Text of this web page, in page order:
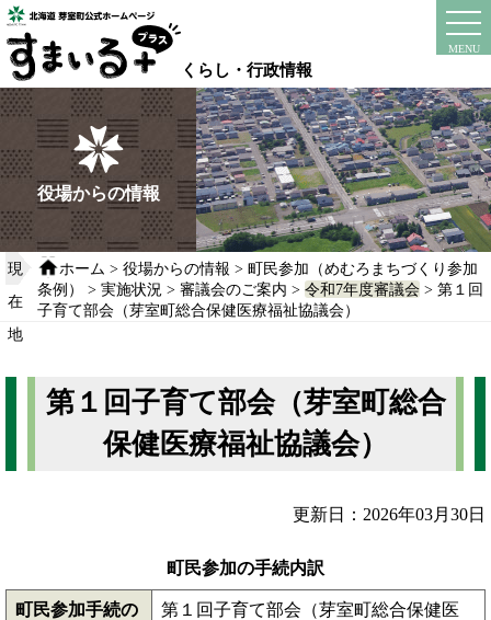
本
文
へ
移
動
る
くらし・行政情報
MENU
instagram
役場からの情報
現
在
地
ホーム >役場からの情報 >町民参加（めむろまちづくり参加
条例）
>実施状況 >審議会のご案内 >令和7年度審議会 > 第１回
子育て部会（芽室町総合保健医療福祉協議会）
第１回子育て部会（芽室町総合
保健医療福祉協議会）
更新日：2026年03月30日
町民参加の手続内訳
町民参加手続の
第１回子育て部会（芽室町総合保健医